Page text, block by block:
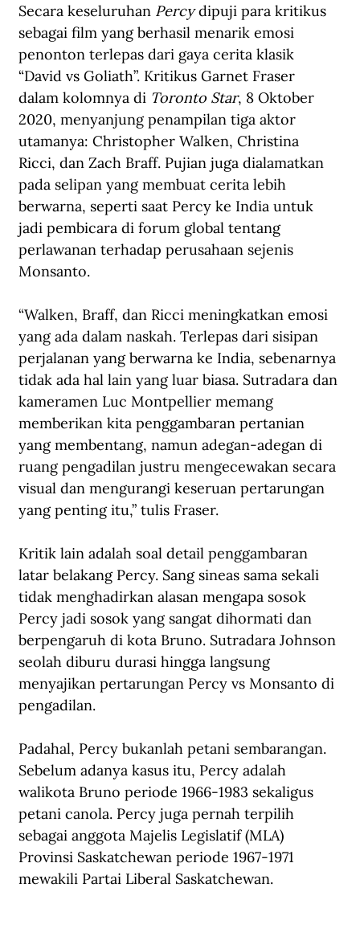
Secara keseluruhan Percy dipuji para kritikus
sebagai film yang berhasil menarik emosi
penonton terlepas dari gaya cerita klasik
“David vs Goliath”. Kritikus Garnet Fraser
dalam kolomnya di Toronto Star, 8 Oktober
2020, menyanjung penampilan tiga aktor
utamanya: Christopher Walken, Christina
Ricci, dan Zach Braff. Pujian juga dialamatkan
pada selipan yang membuat cerita lebih
berwarna, seperti saat Percy ke India untuk
jadi pembicara di forum global tentang
perlawanan terhadap perusahaan sejenis
Monsanto.
“Walken, Braff, dan Ricci meningkatkan emosi
yang ada dalam naskah. Terlepas dari sisipan
perjalanan yang berwarna ke India, sebenarnya
tidak ada hal lain yang luar biasa. Sutradara dan
kameramen Luc Montpellier memang
memberikan kita penggambaran pertanian
yang membentang, namun adegan-adegan di
ruang pengadilan justru mengecewakan secara
visual dan mengurangi keseruan pertarungan
yang penting itu,” tulis Fraser.
Kritik lain adalah soal detail penggambaran
latar belakang Percy. Sang sineas sama sekali
tidak menghadirkan alasan mengapa sosok
Percy jadi sosok yang sangat dihormati dan
berpengaruh di kota Bruno. Sutradara Johnson
seolah diburu durasi hingga langsung
menyajikan pertarungan Percy vs Monsanto di
pengadilan.
Padahal, Percy bukanlah petani sembarangan.
Sebelum adanya kasus itu, Percy adalah
walikota Bruno periode 1966-1983 sekaligus
petani canola. Percy juga pernah terpilih
sebagai anggota Majelis Legislatif (MLA)
Provinsi Saskatchewan periode 1967-1971
mewakili Partai Liberal Saskatchewan.